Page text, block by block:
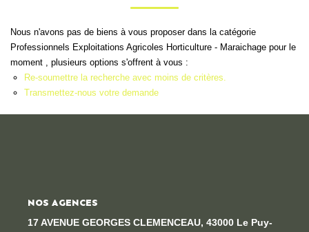
LOUER
Appartements
Locaux Professionnels
Créer une alerte
Nous n'avons pas de biens à vous proposer dans la catégorie
Professionnels Exploitations Agricoles Horticulture - Maraichage pour le
moment , plusieurs options s'offrent à vous :
Re-soumettre la recherche avec moins de critères.
Transmettez-nous votre demande
NOS AGENCES
17 AVENUE GEORGES CLEMENCEAU, 43000 Le Puy-